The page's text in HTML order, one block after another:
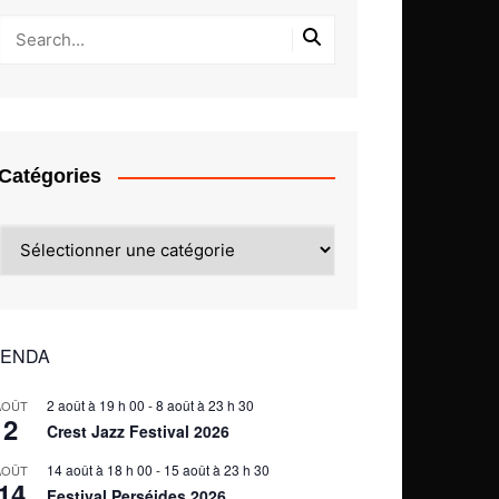
2
2 août à 19 h 00 -8 août à 23 h 30
Crest Jazz Festival 2026
14 août à 18 h 00 - 15 août à 23 h 30